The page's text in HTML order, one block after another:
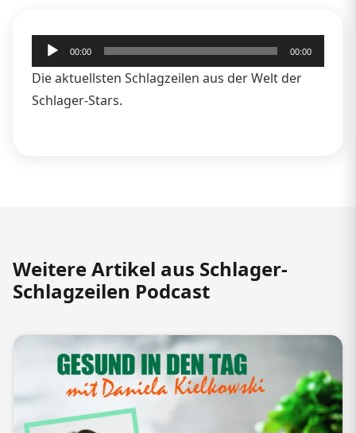
Audio-
Player
00:00 00:00
Die aktuellsten Schlagzeilen aus der Welt der
Schlager-Stars.
Weitere Artikel aus Schlager-
Schlagzeilen Podcast